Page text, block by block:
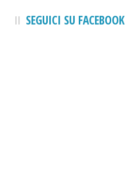
SEGUICI SU FACEBOOK